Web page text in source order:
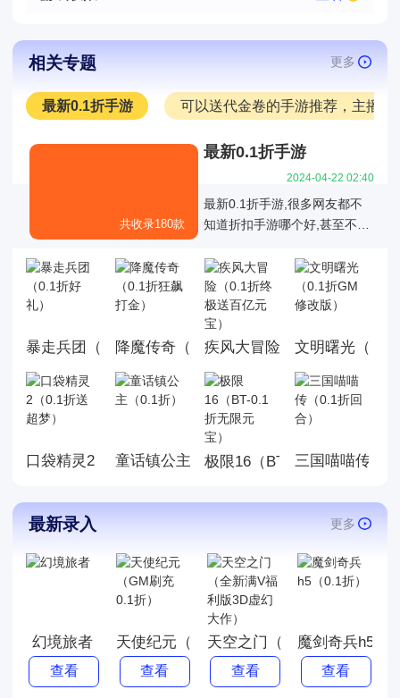
相关专题 更多
最新0.1折手游 可以送代金卷的手游推荐，主播推
共收录180款
最新0.1折手游
2024-04-22 02:40
最新0.1折手游,很多网友都不
知道折扣手游哪个好,甚至不知
游，也不知道有哪些0.1折手游
是值得我们去玩的,今天白菜就
为大家带来好玩的0.1折手机游
戏大全,这里面的游戏统统充值
都是0.1折，游戏上线就送首
充，而且这几款游戏都是很耐
玩的游戏。玩法丰厚，画面精
美，喜欢就来玩，赶快来下载
体验吧!
暴走兵团（0.1折好礼）降魔传奇（0.1折狂飙打金）
疾风大冒险（0.1折终极送百
文明曙光（0.1
口袋精灵2（0.1折送超梦）
童话镇公主（0.1折）极限16（BT-0.1折无限元宝
三国喵喵传（
最新录入 更多
幻境旅者
查看
天使纪元（GM刷充0.1折）
查看
天空之门（全新满V福利版
查看
魔剑奇兵h5（
查看